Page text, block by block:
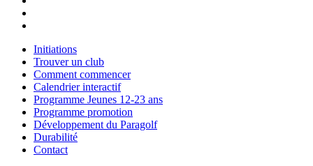
Initiations
Trouver un club
Comment commencer
Calendrier interactif
Programme Jeunes 12-23 ans
Programme promotion
Développement du Paragolf
Durabilité
Contact